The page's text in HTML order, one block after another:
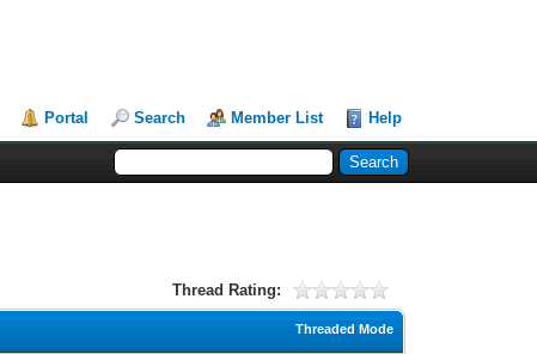
Portal Search Member List Help
Thread Rating:
Threaded Mode